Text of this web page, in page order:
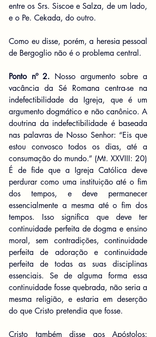
entre os Srs. Siscoe e Salza, de um lado,
e o Pe. Cekada, do outro.
Como eu disse, porém, a heresia pessoal
de Bergoglio não é o problema central.
Ponto nº 2. Nosso argumento sobre a
vacância da Sé Romana centra-se na
indefectibilidade da Igreja, que é um
argumento dogmático e não canônico. A
doutrina da indefectibilidade é baseada
nas palavras de Nosso Senhor: “Eis que
estou convosco todos os dias, até a
consumação do mundo.” (Mt. XXVIII: 20)
É de fide que a Igreja Católica deve
perdurar como uma instituição até o fim
dos tempos, e deve permanecer
essencialmente a mesma até o fim dos
tempos. Isso significa que deve ter
continuidade perfeita de dogma e ensino
moral, sem contradições, continuidade
perfeita de adoração e continuidade
perfeita de todas as suas disciplinas
essenciais. Se de alguma forma essa
continuidade fosse quebrada, não seria a
mesma religião, e estaria em deserção
do que Cristo pretendia que fosse.
Cristo também disse aos Apóstolos: